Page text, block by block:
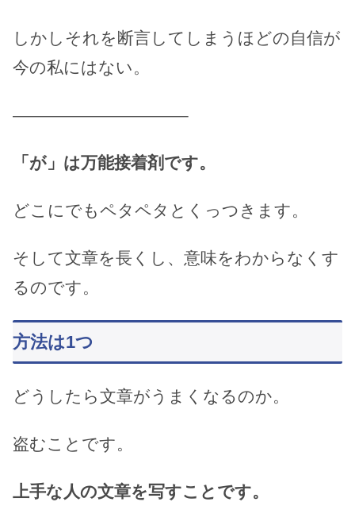
しかしそれを断言してしまうほどの自信が
今の私にはない。
——————————–
「が」は万能接着剤です。
どこにでもペタペタとくっつきます。
そして文章を長くし、意味をわからなくす
るのです。
方法は1つ
どうしたら文章がうまくなるのか。
盗むことです。
上手な人の文章を写すことです。